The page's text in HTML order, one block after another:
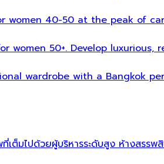
women 40-50 at the peak of
women 50+. Develop luxurious,
wardrobe with a Bangkok
เต็มไปด้วยผู้บริหารระดับสูง ห้างสรรพ